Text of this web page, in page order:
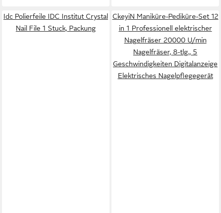
Idc Polierfeile IDC Institut Crystal
Nail File 1 Stuck, Packung
CkeyiN Maniküre-Pediküre-Set 12
in 1 Professionell elektrischer
Nagelfräser 20000 U/min
Nagelfräser, 8-tlg., 5
Geschwindigkeiten Digitalanzeige
Elektrisches Nagelpflegegerät